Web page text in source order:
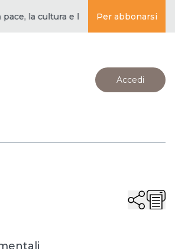
la cultura e l’educazione ·
Per abbonarsi
Accedi